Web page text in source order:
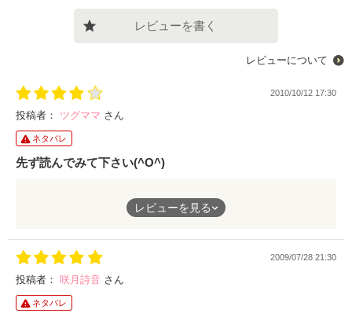
レビューを書く
レビューについて
2010/10/12 17:30
投稿者： ツグママ さん
ネタバレ
先ず読んでみて下さい(^O^)
話の流れの持って行き方が上手。
話は、ヘタレな元カレ奪還のために、
果敢に強い味方である先輩ＯＬと共に悪女に挑む、
優柔不断な主人公ＯＬの話です。
レビューを見る
2009/07/28 21:30
投稿者： 咲月詩音 さん
ネタバレ